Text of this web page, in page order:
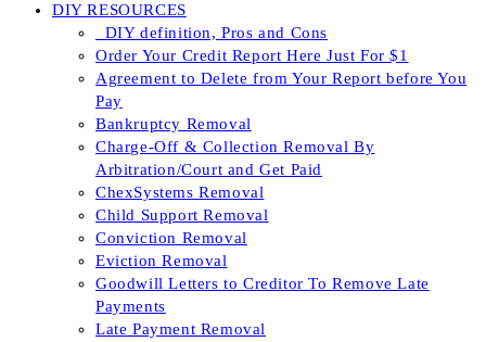
DIY RESOURCES
_DIY definition, Pros and Cons
Order Your Credit Report Here Just For $1
Agreement to Delete from Your Report before You
Pay
Bankruptcy Removal
Charge-Off & Collection Removal By
Arbitration/Court and Get Paid
ChexSystems Removal
Child Support Removal
Conviction Removal
Eviction Removal
Goodwill Letters to Creditor To Remove Late
Payments
Late Payment Removal